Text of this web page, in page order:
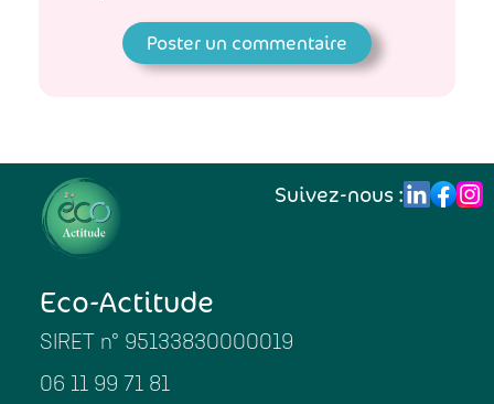
Eco-Actitude
SIRET n° 95133830000019
06 11 99 71 81
Suivez-nous :